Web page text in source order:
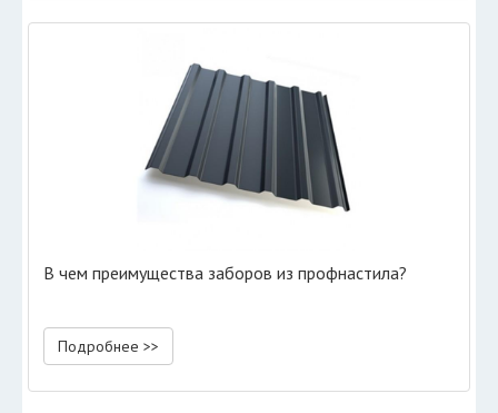
В чем преимущества заборов из профнастила?
Подробнее >>